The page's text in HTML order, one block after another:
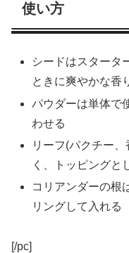
使い方
シードはスタータ
ときに爽やかな香
パウダーは単体で
わせる
リーフ(パクチー
く、トッピングと
コリアンダーの根
リングして入れる
[/pc]